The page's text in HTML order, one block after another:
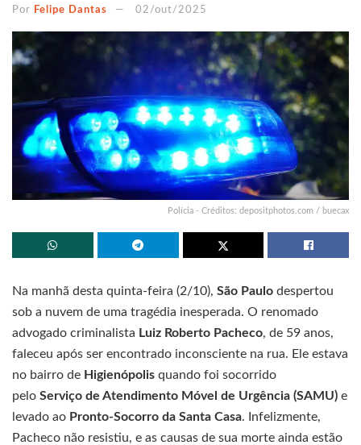
Por Felipe Dantas 02/out/2025
Polícia - Créditos: depositphotos.com / buecax
Na manhã desta quinta-feira (2/10), São Paulo despertou
sob a nuvem de uma tragédia inesperada. O renomado
advogado criminalista Luiz Roberto Pacheco, de 59 anos,
faleceu após ser encontrado inconsciente na rua. Ele estava
no bairro de Higienópolis quando foi socorrido
pelo Serviço de Atendimento Móvel de Urgência (SAMU) e
levado ao Pronto-Socorro da Santa Casa. Infelizmente,
Pacheco não resistiu, e as causas de sua morte ainda estão